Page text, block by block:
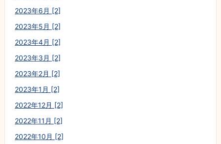
2023年6月 [2]
2023年5月 [2]
2023年4月 [2]
2023年3月 [2]
2023年2月 [2]
2023年1月 [2]
2022年12月 [2]
2022年11月 [2]
2022年10月 [2]